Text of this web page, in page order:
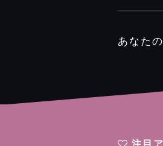
あなた